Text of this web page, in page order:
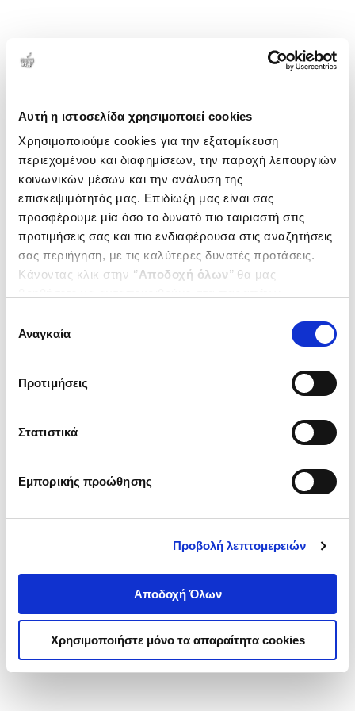
Αυτή η ιστοσελίδα χρησιμοποιεί cookies
Χρησιμοποιούμε cookies για την εξατομίκευση
περιεχομένου και διαφημίσεων, την παροχή λειτουργιών
κοινωνικών μέσων και την ανάλυση της
επισκεψιμότητάς μας. Επιδίωξη μας είναι σας
προσφέρουμε μία όσο το δυνατό πιο ταιριαστή στις
προτιμήσεις σας και πιο ενδιαφέρουσα στις αναζητήσεις
σας περιήγηση, με τις καλύτερες δυνατές προτάσεις.
Κάνοντας κλικ στην ‘’Αποδοχή όλων’’ θα μας
ενδιαφέρουν και να επιλέξετε από τα παρακάτω με την
΄΄και να ενημερωθείτε σχετικά με
συγκατάθεσης
Αναγκαία
Προτιμήσεις
Στατιστικά
Εμπορικής προώθησης
Προβολή λεπτομερειών
Αποδοχή Όλων
Χρησιμοποιήστε μόνο τα απαραίτητα cookies